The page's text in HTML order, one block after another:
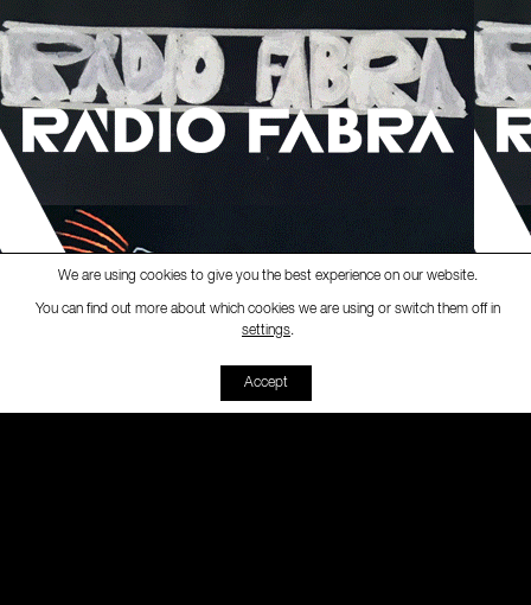
Ràdio Fabra - [Fabra Magazine]Fabra
We are using cookies to give you the best experience on our website.
You can find out more about which cookies we are using or switch them off in
settings.
Accept